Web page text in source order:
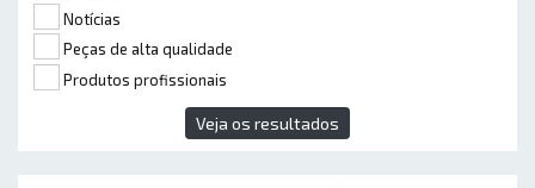
Notícias
Peças de alta qualidade
Produtos profissionais
Veja os resultados